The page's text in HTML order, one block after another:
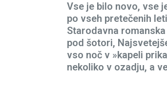
Vse je bilo novo, vse
po vseh pretečenih
Starodavna
pod šotori,
vso noč v »kapeli
nekoliko v ozadju, a